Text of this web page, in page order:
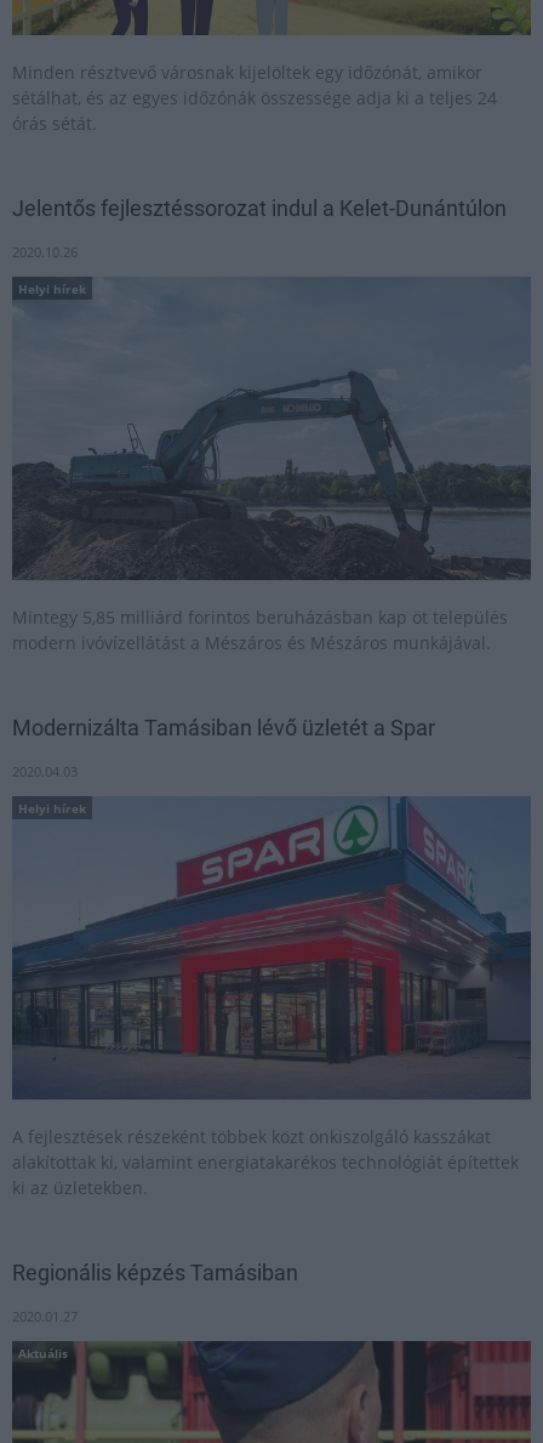
Minden résztvevő városnak kijelöltek egy időzónát, amikor
sétálhat, és az egyes időzónák összessége adja ki a teljes 24
órás sétát.
Jelentős fejlesztéssorozat indul a Kelet-Dunántúlon
2020.10.26
Helyi hírek
Mintegy 5,85 milliárd forintos beruházásban kap öt település
modern ivóvízellátást a Mészáros és Mészáros munkájával.
Modernizálta Tamásiban lévő üzletét a Spar
2020.04.03
Helyi hírek
A fejlesztések részeként többek közt önkiszolgáló kasszákat
alakítottak ki, valamint energiatakarékos technológiát építettek
ki az üzletekben.
Regionális képzés Tamásiban
2020.01.27
Aktuális